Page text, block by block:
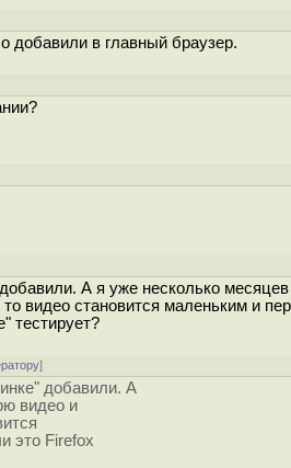
добавили в главный браузер.
А я уже несколько
видео становится маленьким и
тестирует?
]
добавили. А
видео и
это Firefox